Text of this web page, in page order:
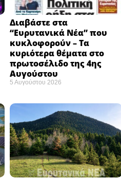
Διαβάστε στα
“Ευρυτανικά Νέα” που
κυκλοφορούν – Τα
κυριότερα θέματα στο
πρωτοσέλιδο της 4ης
Αυγούστου
5 Αυγούστου 2026